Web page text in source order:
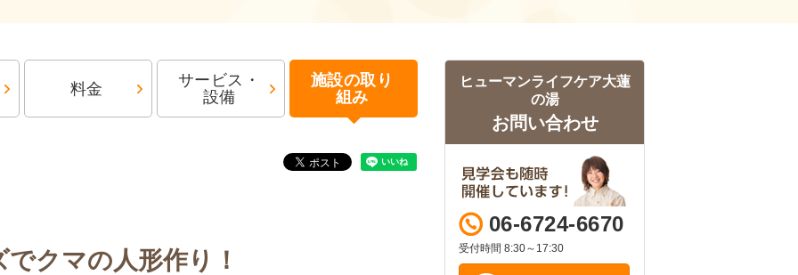
料金
サービス・
設備
施設の取り
組み
でクマの人形作り！
ヒューマンライフケア大蓮
の湯
お問い合わせ
06-6724-6670
受付時間 8:30～17:30